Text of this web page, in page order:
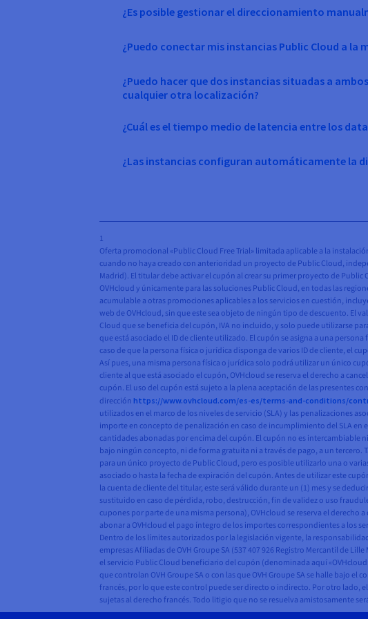
¿Es posible gestionar el direccionamiento
¿Puedo conectar mis instancias Public Cloud a la
¿Puedo hacer que dos instancias situadas a
cualquier otra localización?
¿Cuál es el tiempo medio de latencia entre los
¿Las instancias configuran automáticamente la
1
Oferta promocional «Public Cloud Free Trial» limitada aplicable a la
cuando no haya creado con anterioridad un proyecto de Public Cloud,
Madrid). El titular debe activar el cupón al crear su primer proyecto de
OVHcloud y únicamente para las soluciones Public Cloud, en todas las
acumulable a otras promociones aplicables a los servicios en cuestión,
web de OVHcloud, sin que este sea objeto de ningún tipo de descuento. El
Cloud que se beneficia del cupón, IVA no incluido, y solo puede utilizarse
que está asociado el ID de cliente utilizado. El cupón se asigna a una
caso de que la persona física o jurídica disponga de varios ID de cliente, el
Así pues, una misma persona física o jurídica solo podrá utilizar un único
cliente al que está asociado el cupón, OVHcloud se reserva el derecho a
cupón. El uso del cupón está sujeto a la plena aceptación de las presentes
dirección https://www.ovhcloud.com/es-es/terms-and-conditions/
utilizados en el marco de los niveles de servicio (SLA) y las penalizaciones
importe en concepto de penalización en caso de incumplimiento del SLA
cantidades abonadas por encima del cupón. El cupón no es
bajo ningún concepto, ni de forma gratuita ni a través de pago, a un
para un único proyecto de Public Cloud, pero es posible utilizarlo una o
asociado o hasta la fecha de expiración del cupón. Antes de utilizar este
la cuenta de cliente del titular, este será válido durante un (1) mes y se
sustituido en caso de pérdida, robo, destrucción, fin de validez o uso
cupones por parte de una misma persona), OVHcloud se reserva el
abonar a OVHcloud el pago íntegro de los importes correspondientes a los
Dentro de los límites autorizados por la legislación vigente, la
empresas Afiliadas de OVH Groupe SA (537 407 926 Registro Mercantil de
el servicio Public Cloud beneficiario del cupón (denominada aquí
que controlan OVH Groupe SA o con las que OVH Groupe SA se halle bajo
francés, por lo que este control puede ser directo o indirecto. Por otro lado,
sujetas al derecho francés. Todo litigio que no se resuelva amistosamente